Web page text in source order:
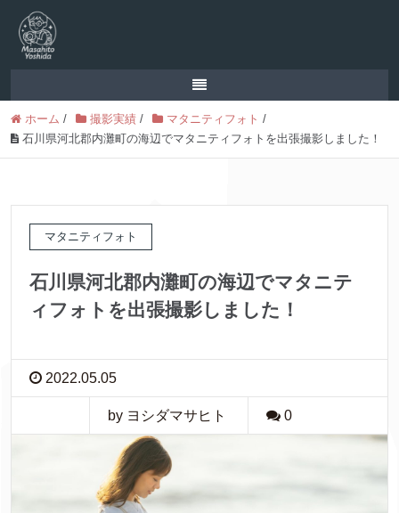
ホーム / 撮影実績 / マタニティフォト /
石川県河北郡内灘町の海辺でマタニティフォトを出張撮影しました！
マタニティフォト
石川県河北郡内灘町の海辺でマタニテ
ィフォトを出張撮影しました！
2022.05.05
by ヨシダマサヒト 0